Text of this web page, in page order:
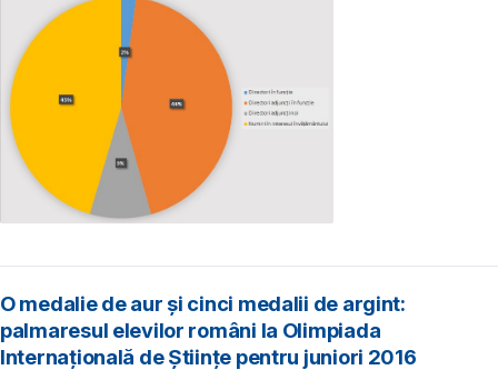
O medalie de aur și cinci medalii de argint:
palmaresul elevilor români la Olimpiada
Internaţională de Ştiinţe pentru juniori 2016